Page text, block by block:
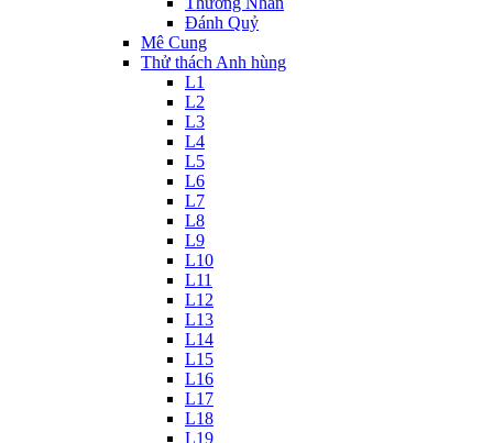
Đánh Quỷ
Mê Cung
Thử thách Anh hùng
L1
L2
L3
L4
L5
L6
L7
L8
L9
L10
L11
L12
L13
L14
L15
L16
L17
L18
L19